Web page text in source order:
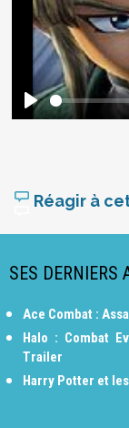
Réagir à
SES DERNIERS
Ace Combat :
Halo : Combat
Trailer
Harry Potter et